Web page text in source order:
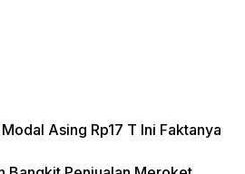
Asing Rp17 T Ini Faktanya